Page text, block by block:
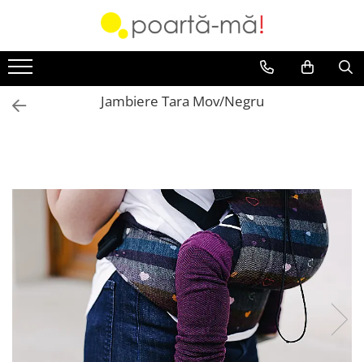
Accesorii
Borsete
Accesorii Luna
Card cadou
Jambiere Tara Mov/Negru